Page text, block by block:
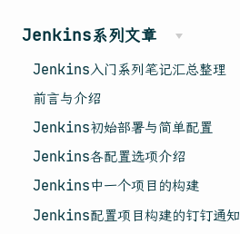
Jenkins系列文章
Jenkins入门系列笔记汇总整理
前言与介绍
Jenkins初始部署与简单配置
Jenkins各配置选项介绍
Jenkins中一个项目的构建
Jenkins配置项目构建的钉钉通知